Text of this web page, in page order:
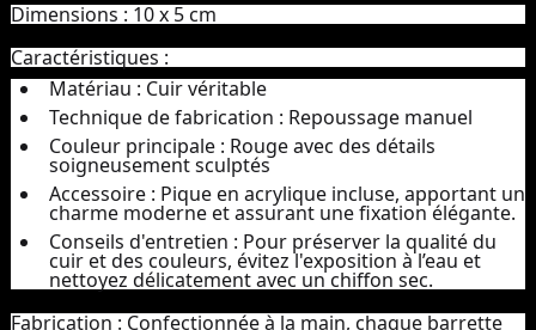
Dimensions : 10 x 5 cm
Caractéristiques :
Matériau : Cuir véritable
Technique de fabrication : Repoussage manuel
Couleur principale : Rouge avec des détails
soigneusement sculptés
Accessoire : Pique en acrylique incluse, apportant un
charme moderne et assurant une fixation élégante.
Conseils d'entretien : Pour préserver la qualité du
cuir et des couleurs, évitez l'exposition à l’eau et
nettoyez délicatement avec un chiffon sec.
Fabrication : Confectionnée à la main, chaque barrette